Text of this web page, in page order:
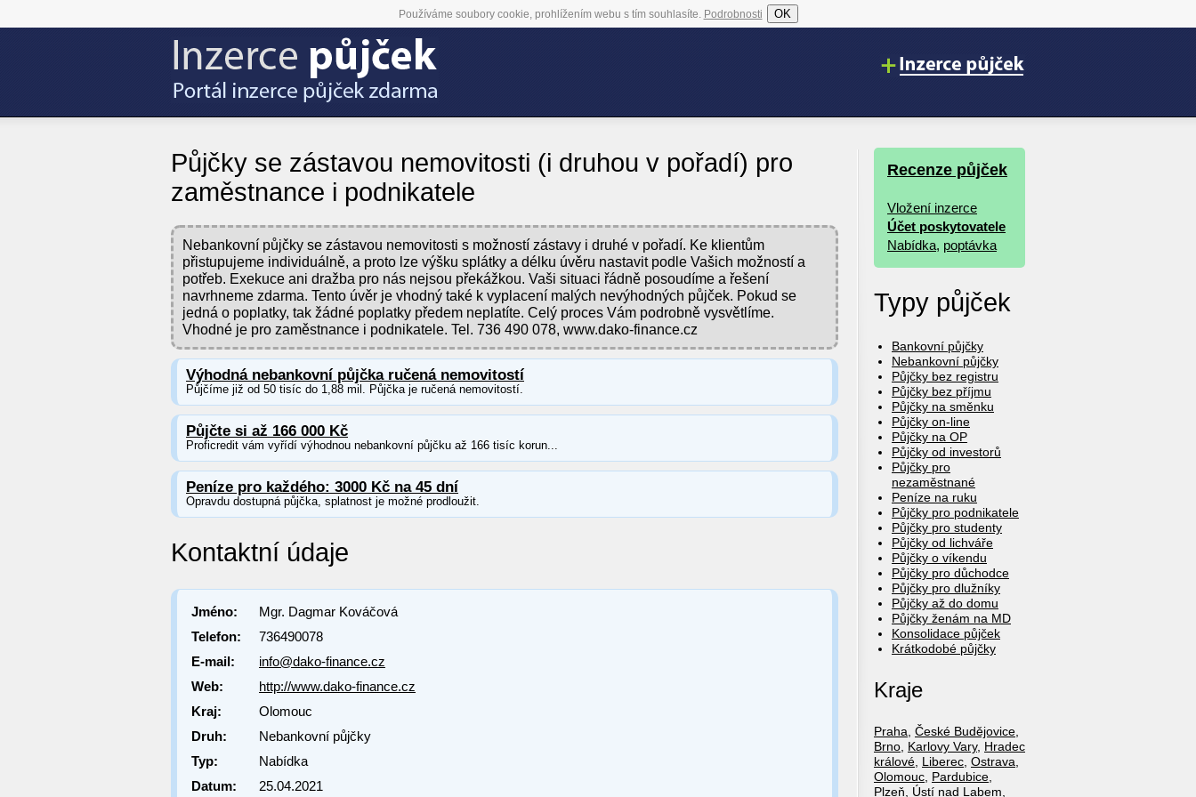
Používáme soubory cookie, prohlížením webu s tím souhlasíte. Podrobnosti OK
Půjčky se zástavou nemovitosti (i druhou v pořadí) pro
zaměstnance i podnikatele
Nebankovní půjčky se zástavou nemovitosti s možností zástavy i druhé v pořadí. Ke klientům
přistupujeme individuálně, a proto lze výšku splátky a délku úvěru nastavit podle Vašich možností a
potřeb. Exekuce ani dražba pro nás nejsou překážkou. Vaši situaci řádně posoudíme a řešení
navrhneme zdarma. Tento úvěr je vhodný také k vyplacení malých nevýhodných půjček. Pokud se
jedná o poplatky, tak žádné poplatky předem neplatíte. Celý proces Vám podrobně vysvětlíme.
Vhodné je pro zaměstnance i podnikatele. Tel. 736 490 078, www.dako-finance.cz
Výhodná nebankovní půjčka ručená nemovitostí
Půjčíme již od 50 tisíc do 1,88 mil. Půjčka je ručená nemovitostí.
Půjčte si až 166 000 Kč
Proficredit vám vyřídí výhodnou nebankovní půjčku až 166 tisíc korun...
Peníze pro každého: 3000 Kč na 45 dní
Opravdu dostupná půjčka, splatnost je možné prodloužit.
Kontaktní údaje
Jméno:
Mgr. Dagmar Kováčová
Telefon:
736490078
E-mail:
info@dako-finance.cz
Web:
http://www.dako-finance.cz
Kraj:
Olomouc
Druh:
Nebankovní půjčky
Typ:
Nabídka
Datum:
25.04.2021
Recenze půjček
Vložení inzerce
Účet poskytovatele
Nabídka, poptávka
Typy půjček
Bankovní půjčky
Nebankovní půjčky
Půjčky bez registru
Půjčky bez příjmu
Půjčky na směnku
Půjčky on-line
Půjčky na OP
Půjčky od investorů
Půjčky pro
nezaměstnané
Peníze na ruku
Půjčky pro podnikatele
Půjčky pro studenty
Půjčky od lichváře
Půjčky o víkendu
Půjčky pro důchodce
Půjčky pro dlužníky
Půjčky až do domu
Půjčky ženám na MD
Konsolidace půjček
Krátkodobé půjčky
Kraje
Praha, České Budějovice,
Brno, Karlovy Vary, Hradec
králové, Liberec, Ostrava,
Olomouc, Pardubice,
Plzeň, Ústí nad Labem,